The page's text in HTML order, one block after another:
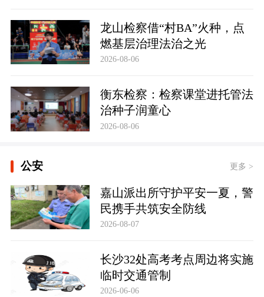
龙山检察借“村BA”火种，点
燃基层治理法治之光
2026-08-06
衡东检察：检察课堂进托管法
治种子润童心
2026-08-06
公安 更多 >
嘉山派出所守护平安一夏，警
民携手共筑安全防线
2026-08-07
长沙32处高考考点周边将实施
临时交通管制
2026-06-06